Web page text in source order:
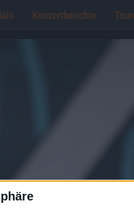
Konzertberichte